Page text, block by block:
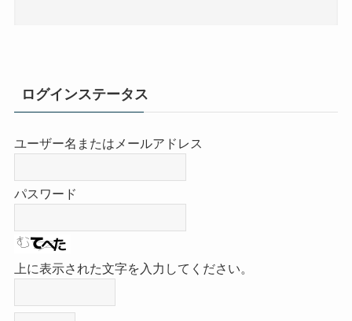
ログインステータス
ユーザー名またはメールアドレス
パスワード
上に表示された文字を入力してください。